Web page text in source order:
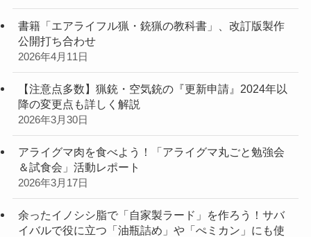
書籍「エアライフル猟・銃猟の教科書」、改訂版製作
公開打ち合わせ
2026年4月11日
【注意点多数】猟銃・空気銃の『更新申請』2024年以
降の変更点も詳しく解説
2026年3月30日
アライグマ肉を食べよう！「アライグマ丸ごと勉強会
＆試食会」活動レポート
2026年3月17日
余ったイノシシ脂で「自家製ラード」を作ろう！サバ
イバルで役に立つ「油瓶詰め」や「ぺミカン」にも使